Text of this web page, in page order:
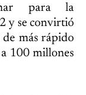
para la
y se convirtió
de más rápido
100 millones